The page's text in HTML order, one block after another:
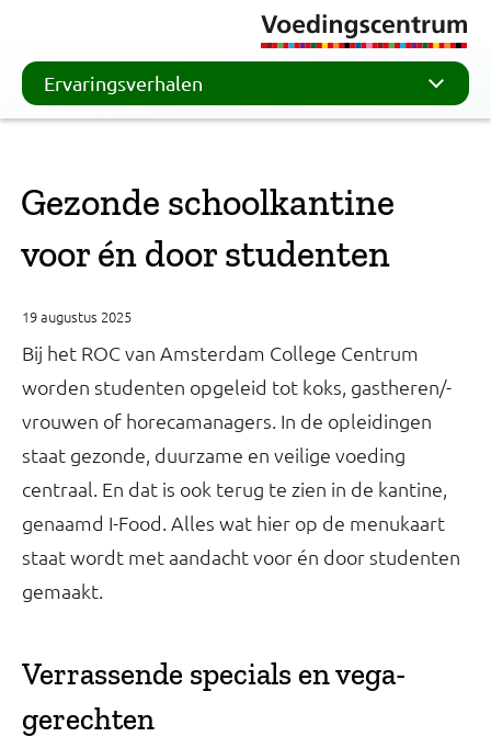
Ervaringsverhalen
Gezonde schoolkantine
voor én door studenten
19 augustus 2025
Bij het ROC van Amsterdam College Centrum
worden studenten opgeleid tot koks, gastheren/-
vrouwen of horecamanagers. In de opleidingen
staat gezonde, duurzame en veilige voeding
centraal. En dat is ook terug te zien in de kantine,
genaamd I-Food. Alles wat hier op de menukaart
staat wordt met aandacht voor én door studenten
gemaakt.
Verrassende specials en vega-
gerechten